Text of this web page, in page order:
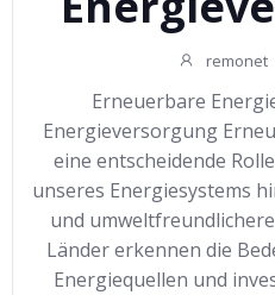
remonet
Erneuerbare
Energieversorgung
eine entscheidende
unseres Energiesystems
und
Länder erkennen die
Energiequellen und